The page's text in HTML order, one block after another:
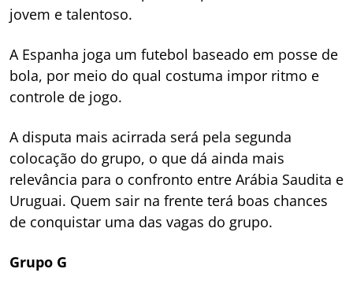
jovem e talentoso.
A Espanha joga um futebol baseado em posse de
bola, por meio do qual costuma impor ritmo e
controle de jogo.
A disputa mais acirrada será pela segunda
colocação do grupo, o que dá ainda mais
relevância para o confronto entre Arábia Saudita e
Uruguai. Quem sair na frente terá boas chances
de conquistar uma das vagas do grupo.
Grupo G